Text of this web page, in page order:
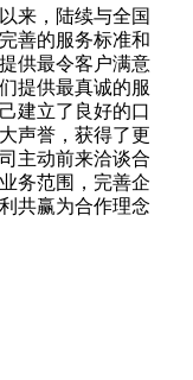
来，陆续与全国
善的服务标准和
供最令客户满意
提供最真诚的服
建立了良好的口
声誉，获得了更
主动前来洽谈合
务范围，完善企
共赢为合作理念